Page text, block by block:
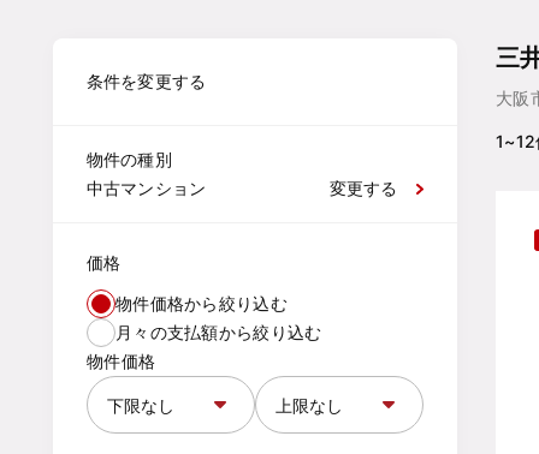
条件を変更する
物件の種別
中古マンション
変更する
価格
物件価格から絞り込む
月々の支払額から絞り込む
物件価格
三
大阪
1~12